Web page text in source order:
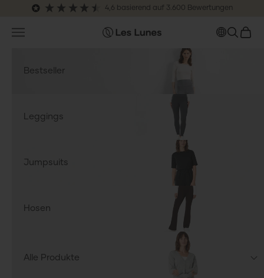
Zum Inhalt springen 4,6 basierend auf 3.600 Bewertungen
leslunes.de
Navigationsmenü öffnen SUCHE
Bestseller
Leggings
Jumpsuits
Hosen
Alle Produkte